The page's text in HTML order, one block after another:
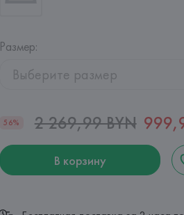
Размер:
Выберите размер
56% 2 269,99 BYN
В корзину